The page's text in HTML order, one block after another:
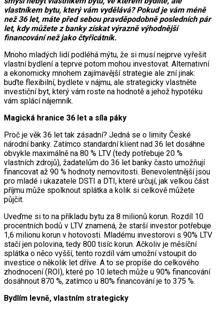
vlastníkem bytu, který vám vydělává? Pokud je vám méně
než 36 let, máte před sebou pravděpodobně posledních pár
let, kdy můžete z banky získat výrazně výhodnější
financování než jako čtyřicátník.
Mnoho mladých lidí podléhá mýtu, že si musí nejprve vyřešit
vlastní bydlení a teprve potom mohou investovat. Alternativní
a ekonomicky mnohem zajímavější strategie ale zní jinak:
buďte flexibilní, bydlete v nájmu, ale strategicky vlastněte
investiční byt, který vám roste na hodnotě a jehož hypotéku
vám splácí nájemník.
Magická hranice 36 let a síla páky
Proč je věk 36 let tak zásadní? Jedná se o limity České
národní banky. Zatímco standardní klient nad 36 let dosáhne
obvykle maximálně na 80 % LTV (tedy potřebuje 20 %
vlastních zdrojů), žadatelům do 36 let banky často umožňují
financovat až 90 % hodnoty nemovitosti. Benevolentnější jsou
pro mladé i ukazatele DSTI a DTI, které určují, jak velkou část
příjmu může spolknout splátka a kolik si celkově můžete
půjčit.
Uveďme si to na příkladu bytu za 8 milionů korun. Rozdíl 10
procentních bodů v LTV znamená, že starší investor potřebuje
1,6 milionu korun v hotovosti. Mladému investorovi s 90% LTV
stačí jen polovina, tedy 800 tisíc korun. Ačkoliv je měsíční
splátka o něco vyšší, tento rozdíl vám umožní vstoupit do
investice o několik let dříve. A to se propíše do celkového
zhodnocení (ROI), které po 10 letech může u 90% financování
dosáhnout 870 %, zatímco u 80% financování je to 375 %.
Bydlím levně, vlastním strategicky